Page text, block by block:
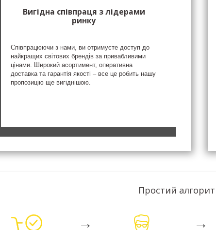
Вигідна співпраця з лідерами
ринку
Співпрацюючи з нами, ви отримуєте доступ до
найкращих світових брендів за привабливими
цінами. Широкий асортимент, оперативна
доставка та гарантія якості – все це робить нашу
пропозицію ще вигіднішою.
Простий
→ →